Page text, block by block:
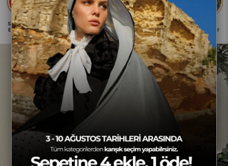
Sepetine 4
Ekle, 1 Öde!
Baş Harfine
Özel Şal
Fenomen
Tercihleri
Dünya
Markaları
Yeni
Gelenler
Satanlar